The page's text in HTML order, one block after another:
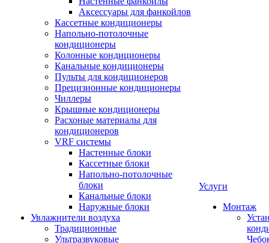
Аксессуары для фанкойлов
Кассетные кондиционеры
Напольно-потолочные
кондиционеры
Колонные кондиционеры
Канальные кондиционеры
Пульты для кондиционеров
Прецизионные кондиционеры
Чиллеры
Крышные кондиционеры
Расхоные материалы для
кондиционеров
VRF системы
Настенные блоки
Кассетные блоки
Напольно-потолочные
блоки
Канальные блоки
Наружные блоки
Увлажнители воздуха
Традиционные
Ультразвуковые
Услуги
Монтаж